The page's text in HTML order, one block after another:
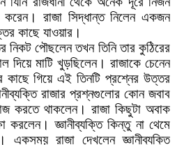
করেন। রাজা সিদ্ধান্ত নিলেন একজন
কাছে যাওয়ার।
নিকট পৌছলেন তখন তিনি তার কুঠিরের
দিয়ে মাটি খুড়ছিলেন। রাজাকে চেনেন
কাছে গিয়ে এই তিনটি প্রশ্নের উত্তর
ব্যক্তি রাজার প্রশ্নগুলোর কোন জবাব
করতে থাকলেন। রাজা কিছুটা অবাক
করলেন। জ্ঞানীব্যক্তি কিন্তু না থেমে
একসময় রাজা দেখলেন জ্ঞানীব্যক্তি